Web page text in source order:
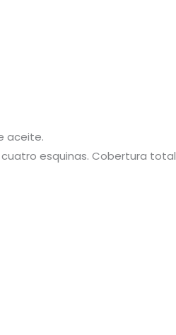
aceite.
esquinas. Cobertura total